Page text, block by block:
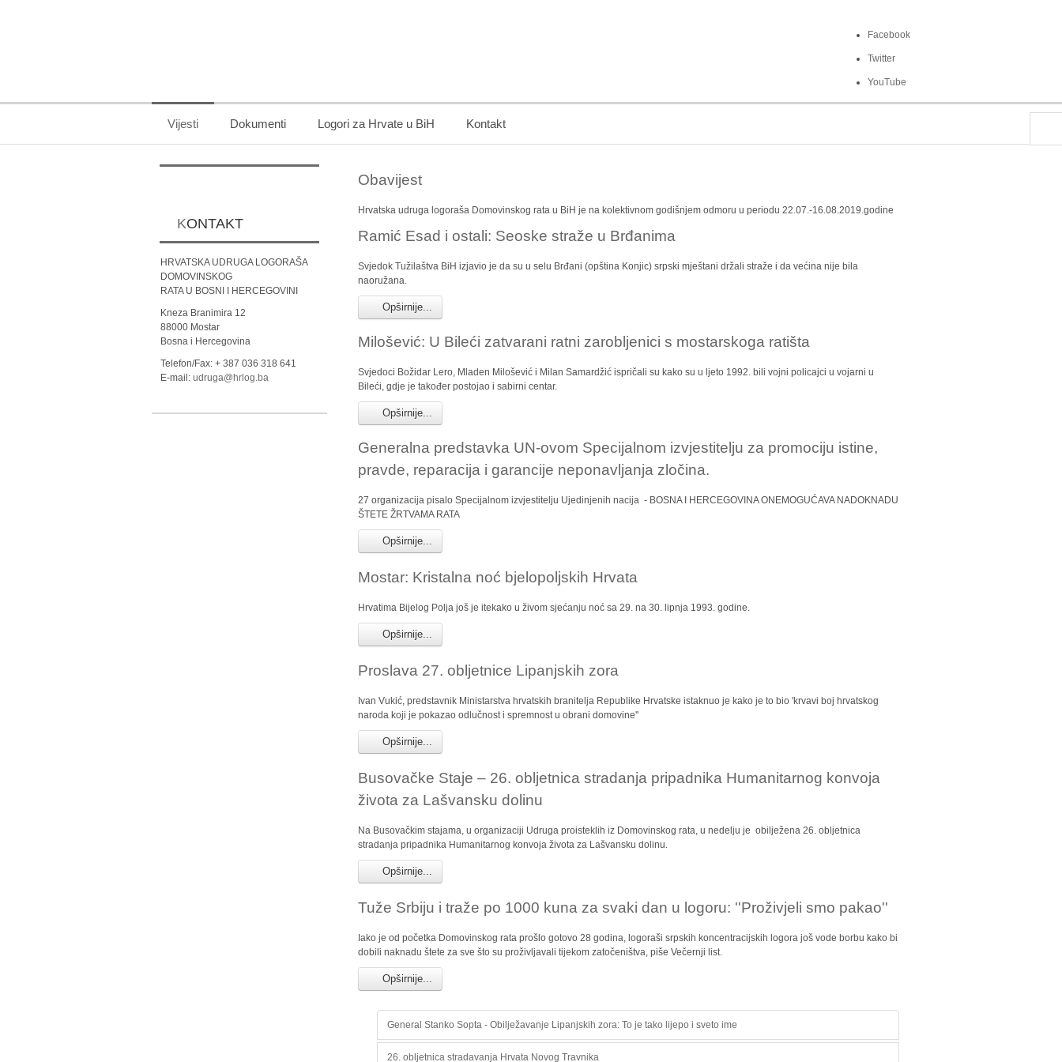
Facebook
Twitter
YouTube
Vijesti Dokumenti Logori za Hrvate u BiH Kontakt
Obavijest
Hrvatska udruga logoraša Domovinskog rata u BiH je na kolektivnom godišnjem odmoru u periodu 22.07.-16.08.2019.godine
Ramić Esad i ostali: Seoske straže u Brđanima
Svjedok Tužilaštva BiH izjavio je da su u selu Brđani (opština Konjic) srpski mještani držali straže i da većina nije bila
naoružana.
Opširnije...
Milošević: U Bileći zatvarani ratni zarobljenici s mostarskoga ratišta
Svjedoci Božidar Lero, Mladen Milošević i Milan Samardžić ispričali su kako su u ljeto 1992. bili vojni policajci u vojarni u
Bileći, gdje je također postojao i sabirni centar.
Opširnije...
Generalna predstavka UN-ovom Specijalnom izvjestitelju za promociju istine,
pravde, reparacija i garancije neponavljanja zločina.
27 organizacija pisalo Specijalnom izvjestitelju Ujedinjenih nacija - BOSNA I HERCEGOVINA ONEMOGUĆAVA NADOKNADU
ŠTETE ŽRTVAMA RATA
Opširnije...
Mostar: Kristalna noć bjelopoljskih Hrvata
Hrvatima Bijelog Polja još je itekako u živom sjećanju noć sa 29. na 30. lipnja 1993. godine.
Opširnije...
Proslava 27. obljetnice Lipanjskih zora
Ivan Vukić, predstavnik Ministarstva hrvatskih branitelja Republike Hrvatske istaknuo je kako je to bio 'krvavi boj hrvatskog
naroda koji je pokazao odlučnost i spremnost u obrani domovine''
Opširnije...
Busovačke Staje – 26. obljetnica stradanja pripadnika Humanitarnog konvoja
života za Lašvansku dolinu
Na Busovačkim stajama, u organizaciji Udruga proisteklih iz Domovinskog rata, u nedelju je obilježena 26. obljetnica
stradanja pripadnika Humanitarnog konvoja života za Lašvansku dolinu.
Opširnije...
Tuže Srbiju i traže po 1000 kuna za svaki dan u logoru: ''Proživjeli smo pakao''
Iako je od početka Domovinskog rata prošlo gotovo 28 godina, logoraši srpskih koncentracijskih logora još vode borbu kako bi
dobili naknadu štete za sve što su proživljavali tijekom zatočeništva, piše Večernji list.
Opširnije...
General Stanko Sopta - Obilježavanje Lipanjskih zora: To je tako lijepo i sveto ime
26. obljetnica stradavanja Hrvata Novog Travnika
KONTAKT
HRVATSKA UDRUGA LOGORAŠA
DOMOVINSKOG
RATA U BOSNI I HERCEGOVINI
Kneza Branimira 12
88000 Mostar
Bosna i Hercegovina
Telefon/Fax: + 387 036 318 641
E-mail: udruga@hrlog.ba